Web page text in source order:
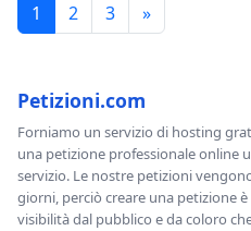
1 2 3 »
Petizioni.com
Forniamo un servizio di hosting
una petizione professionale online
servizio. Le nostre petizioni
giorni, perciò creare una petizione
visibilità dal pubblico e da coloro